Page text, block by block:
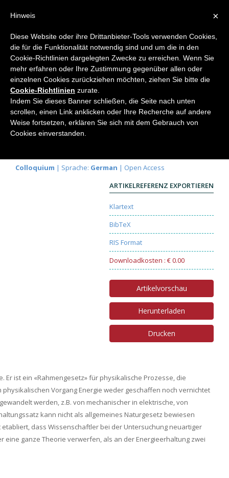
Home
Ist der Energiesatz wirklich
allgemein gültig?
Theo Buergin
Colloquium | Sprache: German | Open Access
ARTIKELREFERENZ EXPORTIEREN
Klartext
BibTeX
RIS Format
Downloadkosten : € 0.00
Artikelvorschau
Herunterladen
Drucken
ist ein «Rahmengesetz» für physikalische Prozesse, die
Vorgang Energie weder geschaffen noch vernichtet
werden, z.B. von mechanischer in elektrische, von
kann nicht als allgemeines Naturgesetz bewiesen
dass Wissenschaftler bei der Untersuchung neuartiger
ganze Theorie verwerfen, als an der Energieerhaltung zwei
×
Hinweis
Diese Website oder ihre Drittanbieter-Tools verwenden Cookies,
die für die Funktionalität notwendig sind und um die in den
Cookie-Richtlinien dargelegten Zwecke zu erreichen. Wenn Sie
mehr erfahren oder Ihre Zustimmung gegenüber allen oder
einzelnen Cookies zurückziehen möchten, ziehen Sie bitte die
Cookie-Richtlinien zurate.
Indem Sie dieses Banner schließen, die Seite nach unten
scrollen, einen Link anklicken oder Ihre Recherche auf andere
Weise fortsetzen, erklären Sie sich mit dem Gebrauch von
Cookies einverstanden.